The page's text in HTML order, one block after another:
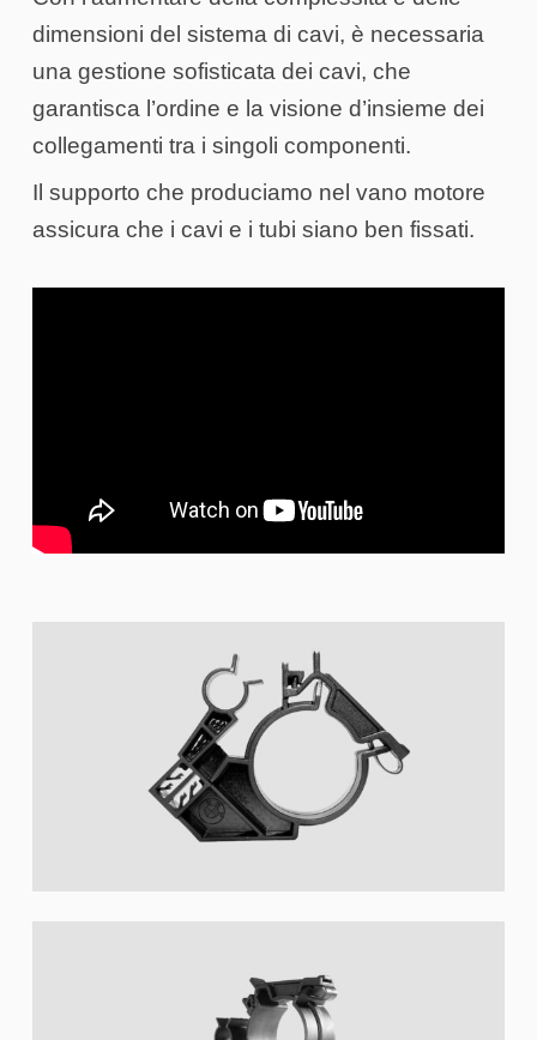
dimensioni del sistema di cavi, è necessaria
una gestione sofisticata dei cavi, che
garantisca l’ordine e la visione d’insieme dei
collegamenti tra i singoli componenti.
Il supporto che produciamo nel vano motore
assicura che i cavi e i tubi siano ben fissati.